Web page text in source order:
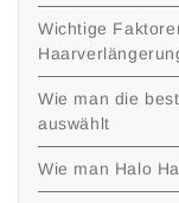
Wichtige
Wie man die
auswählt
Wie man Halo